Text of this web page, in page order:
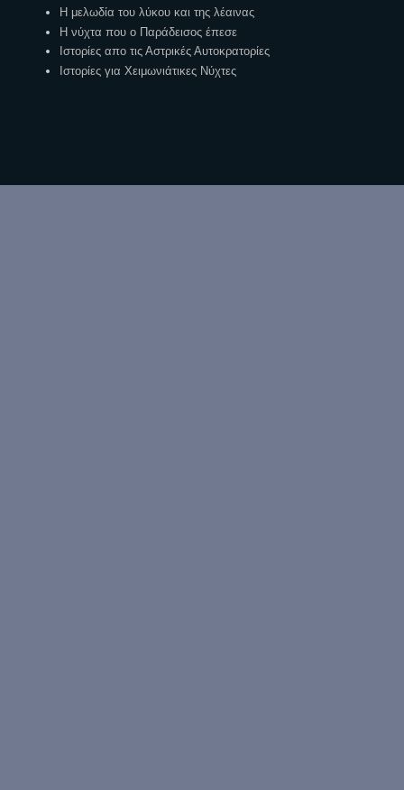
Η μελωδία του λύκου και της λέαινας
Η νύχτα που ο Παράδεισος έπεσε
Ιστορίες απο τις Αστρικές Αυτοκρατορίες
Ιστορίες για Χειμωνιάτικες Νύχτες